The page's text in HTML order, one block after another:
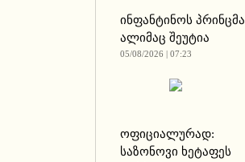
ინფანტინოს პრინცმა
ალიმაც შეუტია
05/08/2026 | 07:23
ოფიციალურად:
საზონოვი ხეტაფეს